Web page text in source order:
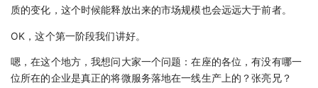
质的变化，这个时候能释放出来的市场规模也会远远大于前者。
OK，这个第一阶段我们讲好。
嗯，在这个地方，我想问大家一个问题：在座的各位，有没有哪一
位所在的企业是真正的将微服务落地在一线生产上的？张亮兄？